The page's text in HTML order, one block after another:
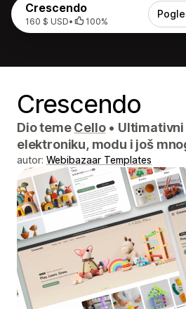
Crescendo
160 $ USD• 100%
Crescendo
Dio temeCello • Ultimativni
elektroniku, modu i još
autor: Webibazaar Templates